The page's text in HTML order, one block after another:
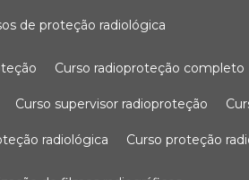
de proteção radiológica
curso radioproteção completo
curso supervisor radioproteção
radiológica curso proteção